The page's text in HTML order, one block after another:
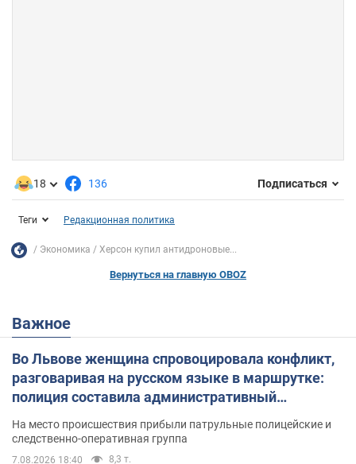
18 136 Подписаться
Теги Редакционная политика
Экономика Херсон купил антидроновые...
Вернуться на главную OBOZ
Важное
Во Львове женщина спровоцировала конфликт,
разговаривая на русском языке в маршрутке:
полиция составила административный
На место происшествия прибыли патрульные полицейские и
следственно-оперативная группа
7.08.2026 18:40 8,3 т.